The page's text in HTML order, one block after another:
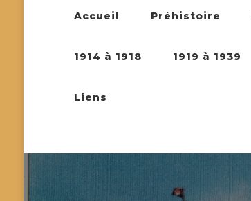
Accueil Préhistoire
1914 à 1918 1919 à 1939
Liens